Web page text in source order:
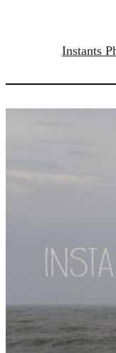
Instants